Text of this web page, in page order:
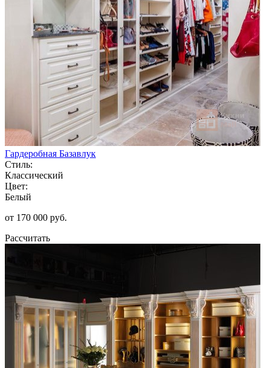
Гардеробная Базавлук
Стиль:
Классический
Цвет:
Белый
от 170 000 руб.
Рассчитать